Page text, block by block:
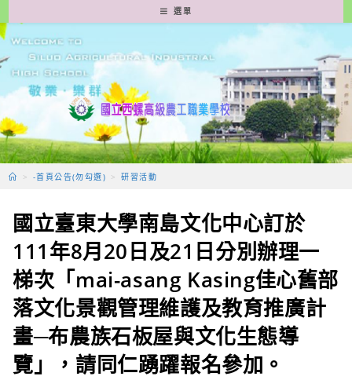
轉
至
要
容
選單
> -首頁公告(勿勾選) > 研習活動
國立臺東大學南島文化中心訂於
111年8月20日及21日分別辦理一
梯次「mai-asang Kasing佳心舊部
落文化景觀管理維護及教育推廣計
畫─布農族石板屋與文化生態導
覽」，請同仁踴躍報名參加。